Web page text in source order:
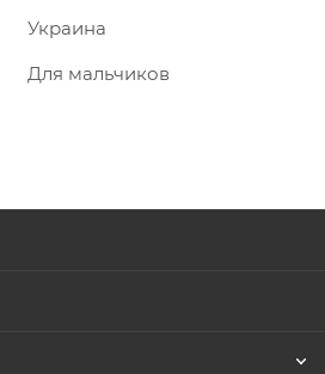
Украина
Для мальчиков